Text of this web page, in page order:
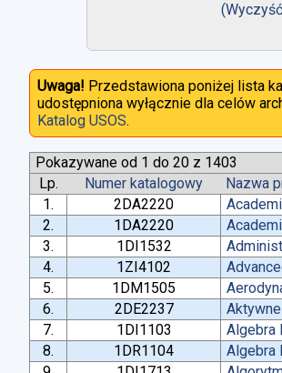
Uwaga! Przedstawiona poniżej lista
udostępniona wyłącznie dla celów
Katalog USOS.
Pokazywane od 1 do 20 z 1403
Lp.
Numer katalogowy
Nazwa
1.
2DA2220
2.
1DA2220
3.
1DI1532
4.
1ZI4102
5.
1DM1505
6.
2DE2237
7.
1DI1103
Algebra
8.
1DR1104
Algebra